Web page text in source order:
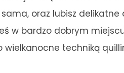
oraz lubisz
w bardzo dobrym
wielkanocne techniką